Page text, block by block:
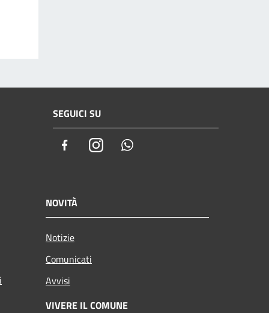
SEGUICI SU
FacebookInstagram
NOVITÀ
Notizie
Comunicati
Avvisi
VIVERE IL COMUNE